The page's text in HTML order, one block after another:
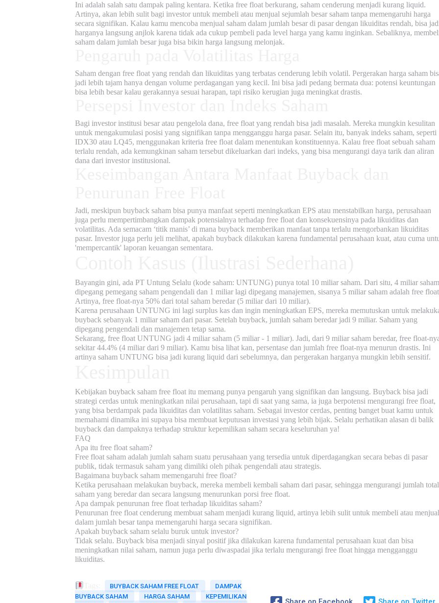
Ini adalah salah satu dampak paling kentara. Ketika free floatberkurang, saham cenderung menjadi kurang liquid.
Artinya, akan lebih sulit bagi investor untuk membeli atau menjual sejumlah besar saham tanpa memengaruhi harga
secara signifikan. Kalau kamu mencoba menjual saham dalam jumlah besar di pasar dengan likuiditas rendah, bisa
harganya langsung anjlok karena tidak ada cukup pembeli pada level harga yang kamu inginkan. Sebaliknya,
saham dalam jumlah besar juga bisa bikin harga langsung melonjak.
Saham dengan free floatyang rendah dan likuiditas yang terbatas cenderung lebih volatil. Pergerakan harga saham
jadi lebih tajam hanya dengan volume perdagangan yang kecil. Ini bisa jadi pedang bermata dua: potensi keuntungan
bisa lebih besar kalau gerakannya sesuai harapan, tapi risiko kerugian juga meningkat drastis.
Bagi investor institusi besar atau pengelola dana, free floatyang rendah bisa jadi masalah. Mereka mungkin kesulitan
untuk mengakumulasi posisi yang signifikan tanpa mengganggu harga pasar. Selain itu, banyak indeks saham, seperti
IDX30 atau LQ45, menggunakan kriteria free floatdalam menentukan konstituennya. Kalau free floatsebuah saham
terlalu rendah, ada kemungkinan saham tersebut dikeluarkan dari indeks, yang bisa mengurangi daya tarik dan aliran
dana dari investor institusional.
Jadi, meskipun buyback saham bisa punya manfaat seperti meningkatkan EPS atau menstabilkan harga, perusahaan
juga perlu mempertimbangkan dampak potensialnya terhadap free floatdan konsekuensinya pada likuiditas dan
volatilitas. Ada semacam ‘titik manis’ di mana buyback memberikan manfaat tanpa terlalu mengorbankan likuiditas
pasar. Investor juga perlu jeli melihat, apakah buyback dilakukan karena fundamental perusahaan kuat, atau cuma
'mempercantik' laporan keuangan sementara.
Bayangin gini, ada PT Untung Selalu (kode saham: UNTUNG) punya total 10 miliar saham. Dari situ, 4 miliar saham
dipegang pemegang saham pengendali dan 1 miliar lagi dipegang manajemen, sisanya 5 miliar saham adalah free float
Artinya, free float-nya 50% dari total saham beredar (5 miliar dari 10 miliar).
Karena perusahaan UNTUNG ini lagi surplus kas dan ingin meningkatkan EPS, mereka memutuskan untuk
buyback sebanyak 1 miliar saham dari pasar. Setelah buyback, jumlah saham beredar jadi 9 miliar. Saham yang
dipegang pengendali dan manajemen tetap sama.
Sekarang, free floatUNTUNG jadi 4 miliar saham (5 miliar - 1 miliar). Jadi, dari 9 miliar saham beredar, free float-
sekitar 44.4% (4 miliar dari 9 miliar). Kamu bisa lihat kan, persentase dan jumlah free float-nya menurun drastis. Ini
artinya saham UNTUNG bisa jadi kurang liquid dari sebelumnya, dan pergerakan harganya mungkin lebih sensitif.
Kebijakan buyback saham free floatitu memang punya pengaruh yang signifikan dan langsung. Buyback bisa jadi
strategi cerdas untuk meningkatkan nilai perusahaan, tapi di saat yang sama, ia juga berpotensi mengurangi free float,
yang bisa berdampak pada likuiditas dan volatilitas saham. Sebagai investor cerdas, penting banget buat kamu untuk
memahami dinamika ini supaya bisa membuat keputusan investasi yang lebih bijak. Selalu perhatikan alasan di balik
buyback dan dampaknya terhadap struktur kepemilikan saham secara keseluruhan ya!
FAQ
Apa itu free float saham?
Free float saham adalah jumlah saham suatu perusahaan yang tersedia untuk diperdagangkan secara bebas di pasar
publik, tidak termasuk saham yang dimiliki oleh pihak pengendali atau strategis.
Bagaimana buyback saham memengaruhi free float?
Ketika perusahaan melakukan buyback, mereka membeli kembali saham dari pasar, sehingga mengurangi jumlah total
saham yang beredar dan secara langsung menurunkan porsi free float.
Apa dampak penurunan free float terhadap likuiditas saham?
Penurunan free float cenderung membuat saham menjadi kurang liquid, artinya lebih sulit untuk membeli atau menjual
dalam jumlah besar tanpa memengaruhi harga secara signifikan.
Apakah buyback saham selalu buruk untuk investor?
Tidak selalu. Buyback bisa menjadi sinyal positif jika dilakukan karena fundamental perusahaan kuat dan bisa
meningkatkan nilai saham, namun juga perlu diwaspadai jika terlalu mengurangi free float hingga mengganggu
likuiditas.
BUYBACK SAHAM FREE FLOAT
DAMPAK
BUYBACK SAHAM
HARGA SAHAM KEPEMILIKAN